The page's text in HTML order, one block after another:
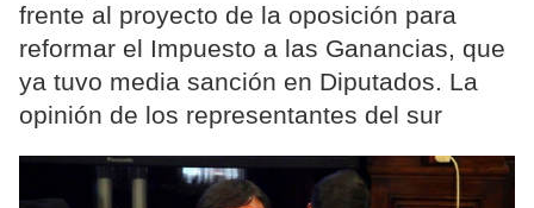
frente al proyecto de la oposición para
reformar el Impuesto a las Ganancias, que
ya tuvo media sanción en Diputados. La
opinión de los representantes del sur